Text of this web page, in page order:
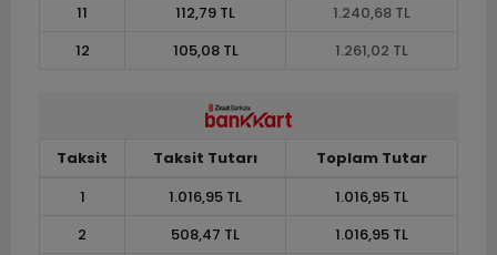
11
112,79 TL
1.240,68 TL
12
105,08 TL 1.261,02 TL
Taksit Taksit Tutarı
Toplam Tutar
1
1.016,95 TL
1.016,95 TL
2
508,47 TL
1.016,95 TL